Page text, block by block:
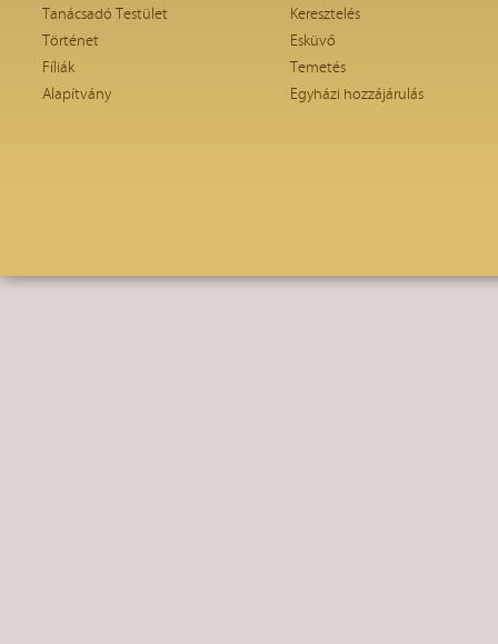
Tanácsadó Testület
Történet
Fíliák
Alapítvány
Keresztelés
Esküvő
Temetés
Egyházi hozzájárulás